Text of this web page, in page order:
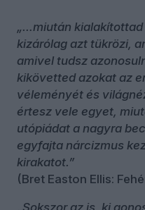
„…miután
kizárólag azt tükrözi,
amivel tudsz
kikövetted azokat az
véleményét és
értesz vele egyet,
utópiádat a nagyra
egyfajta nárcizmus
kirakatot.”
(Bret Easton Ellis:
„Sokszor az is, ki